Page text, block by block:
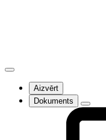
Aizvērt
Dokuments